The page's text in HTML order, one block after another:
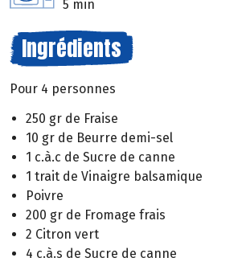
5 min
Ingrédients
Pour 4 personnes
250 gr de Fraise
10 gr de Beurre demi-sel
1 c.à.c de Sucre de canne
1 trait de Vinaigre balsamique
Poivre
200 gr de Fromage frais
2 Citron vert
4 c.à.s de Sucre de canne